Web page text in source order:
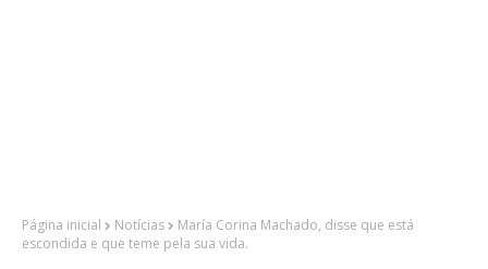
Página inicial Notícias
María Corina Machado, disse que está
escondida e que teme pela sua vida.